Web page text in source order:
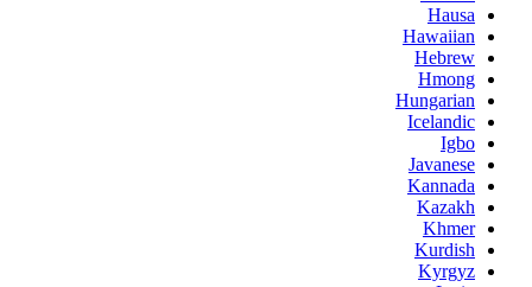
Hausa
Hawaiian
Hebrew
Hmong
Hungarian
Icelandic
Igbo
Javanese
Kannada
Kazakh
Khmer
Kurdish
Kyrgyz